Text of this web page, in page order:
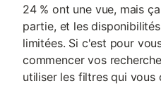
24 % ont une vue, mais
partie, et les
limitées. Si c'est pour
commencer vos
utiliser les filtres qui vous